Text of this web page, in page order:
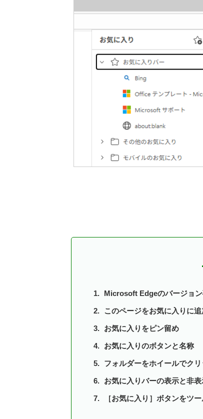
Microsoft Edgeのバージョ
このページをお気に入りに追
お気に入りをピン留め
お気に入りのボタンと名称
フォルダーをホイールでク
お気に入りバーの表示と非表
［お気に入り］ボタンをツ